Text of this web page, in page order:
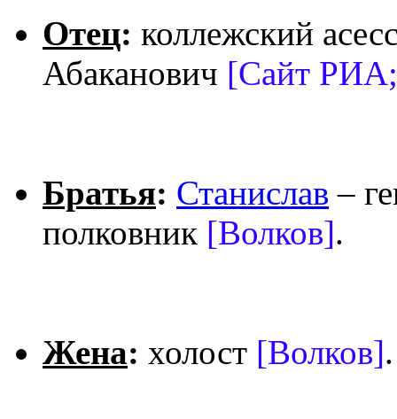
Отец: коллежский
Абаканович [Сайт
Братья: Станислав –
полковник [Волков].
Жена: холост [Волков].